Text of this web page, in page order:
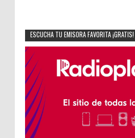
ESCUCHA TU EMISORA FAVORITA ¡GRATIS!